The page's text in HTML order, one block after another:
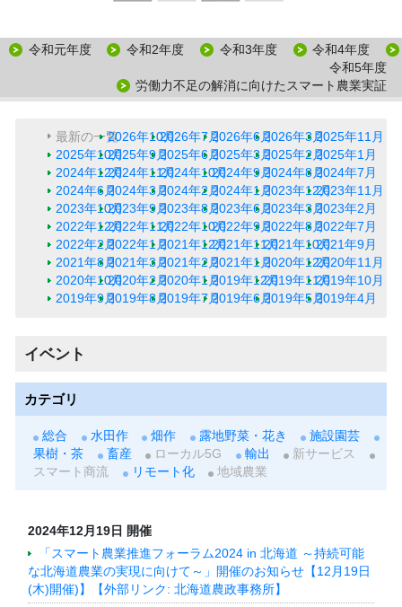
令和元年度 令和2年度 令和3年度
令和4年度
令和5年度
労働力不足の解消に向けたスマート農業実証
最新の一覧2026年10月2026年7月2026年6月2026年3月2025年11月
2025年10月2025年9月2025年6月2025年3月2025年2月2025年1月
2024年12月2024年11月2024年10月2024年9月2024年8月2024年7月
2024年6月2024年3月2024年2月2024年1月2023年12月2023年11月
2023年10月2023年9月2023年8月2023年6月2023年3月2023年2月
2022年12月2022年11月2022年10月2022年9月2022年8月2022年7月
2022年2月2022年1月2021年12月2021年11月2021年10月2021年9月
2021年8月2021年3月2021年2月2021年1月2020年12月2020年11月
2020年10月2020年2月2020年1月2019年12月2019年11月2019年10月
2019年9月2019年8月2019年7月2019年6月2019年5月2019年4月
イベント
カテゴリ
総合 水田作 畑作 露地野菜・花き
施設園芸
果樹・茶
畜産 ローカル5G 輸出
新サービス
スマート商流
リモート化 地域農業
2024年12月19日 開催
「スマート農業推進フォーラム2024 in 北海道 ～持続可能
な北海道農業の実現に向けて～」開催のお知らせ【12月19日
(木)開催)】【外部リンク: 北海道農政事務所】